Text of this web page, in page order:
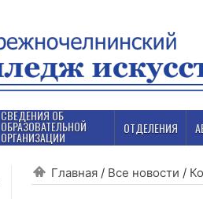
СВЕДЕНИЯ ОБ
ОБРАЗОВАТЕЛЬНОЙ
ОРГАНИЗАЦИИ
ОТДЕЛЕНИЯ
Главная / Все новости /